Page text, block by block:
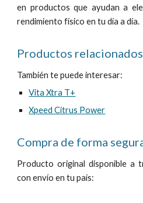
en productos que ayudan a
rendimiento físico en tu día a día.
Productos relacionados
También te puede interesar:
Vita Xtra T+
Xpeed Citrus Power
Compra de forma
Producto original disponible a
con envío en tu país: